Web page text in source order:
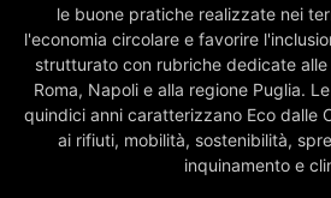
le buone pratiche realizzate nei
l'economia circolare e favorire
strutturato con rubriche dedicate
Roma, Napoli e alla regione Puglia.
quindici anni caratterizzano Eco dalle
ai rifiuti, mobilità, sostenibilità,
inquinamento e